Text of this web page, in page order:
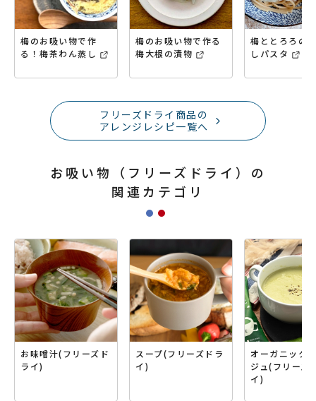
梅のお吸い物で作
る！梅茶わん蒸し
梅のお吸い物で作る
梅大根の漬物
梅ととろろの
しパスタ
フリーズドライ商品の
アレンジレシピ一覧へ
お吸い物（フリーズドライ）の
関連カテゴリ
お味噌汁(フリーズド
ライ)
スープ(フリーズドラ
イ)
オーガニック
ジュ(フリーズ
イ)